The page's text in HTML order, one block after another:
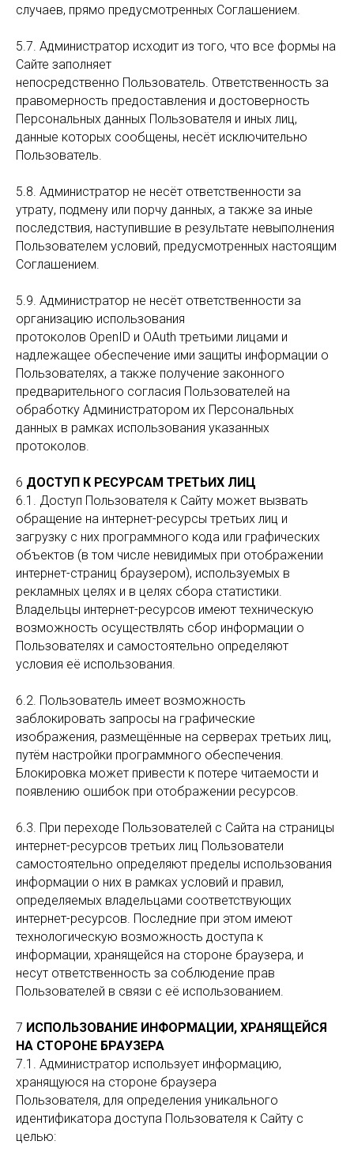
случаев, прямо предусмотренных Соглашением.
5.7. Администратор исходит из того, что все формы на
Сайте заполняет
непосредственно Пользователь. Ответственность за
правомерность предоставления и достоверность
Персональных данных Пользователя и иных лиц,
данные которых сообщены, несёт исключительно
Пользователь.
5.8. Администратор не несёт ответственности за
утрату, подмену или порчу данных, а также за иные
последствия, наступившие в результате невыполнения
Пользователем условий, предусмотренных настоящим
Соглашением.
5.9. Администратор не несёт ответственности за
организацию использования
протоколов OpenID и OAuth третьими лицами и
надлежащее обеспечение ими защиты информации о
Пользователях, а также получение законного
предварительного согласия Пользователей на
обработку Администратором их Персональных
данных в рамках использования указанных
протоколов.
6 ДОСТУП К РЕСУРСАМ ТРЕТЬИХ ЛИЦ
6.1. Доступ Пользователя к Сайту может вызвать
обращение на интернет-ресурсы третьих лиц и
загрузку с них программного кода или графических
объектов (в том числе невидимых при отображении
интернет-страниц браузером), используемых в
рекламных целях и в целях сбора статистики.
Владельцы интернет-ресурсов имеют техническую
возможность осуществлять сбор информации о
Пользователях и самостоятельно определяют
условия её использования.
6.2. Пользователь имеет возможность
заблокировать запросы на графические
изображения, размещённые на серверах третьих лиц,
путём настройки программного обеспечения.
Блокировка может привести к потере читаемости и
появлению ошибок при отображении ресурсов.
6.3. При переходе Пользователей с Сайта на страницы
интернет-ресурсов третьих лиц Пользователи
самостоятельно определяют пределы использования
информации о них в рамках условий и правил,
определяемых владельцами соответствующих
интернет-ресурсов. Последние при этом имеют
технологическую возможность доступа к
информации, хранящейся на стороне браузера, и
несут ответственность за соблюдение прав
Пользователей в связи с её использованием.
7 ИСПОЛЬЗОВАНИЕ ИНФОРМАЦИИ, ХРАНЯЩЕЙСЯ
НА СТОРОНЕ БРАУЗЕРА
7.1. Администратор использует информацию,
хранящуюся на стороне браузера
Пользователя, для определения уникального
идентификатора доступа Пользователя к Сайту с
целью: